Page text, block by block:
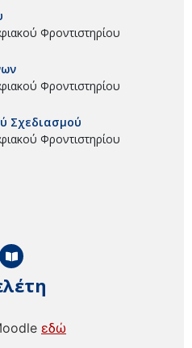
εδώ
Φροντιστηρίου
Φροντιστηρίου
Σχεδιασμού
Φροντιστηρίου